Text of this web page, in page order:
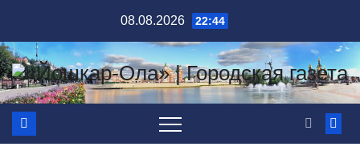
содержимому
08.08.2026 22:44